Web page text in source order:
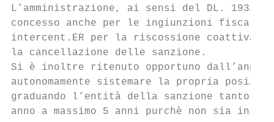
L’amministrazione, ai sensi del DL. 193/
concesso anche per le ingiunzioni fiscali
intercent.ER per la riscossione coattiva,
la cancellazione delle sanzione.
Si è inoltre ritenuto opportuno dall’anno
autonomamente sistemare la propria
graduando l’entità della sanzione tanto
anno a massimo 5 anni purchè non sia